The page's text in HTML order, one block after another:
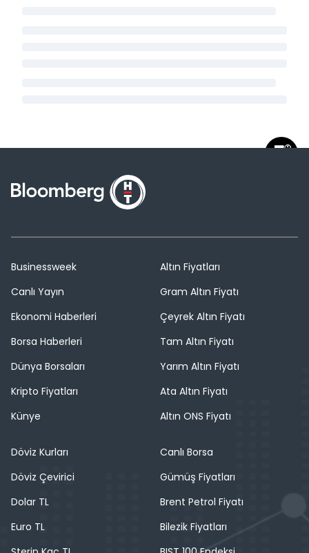
Businessweek
Canlı Yayın
Ekonomi Haberleri
Borsa Haberleri
Dünya Borsaları
Kripto Fiyatları
Künye
Altın Fiyatları
Gram Altın Fiyatı
Çeyrek Altın Fiyatı
Tam Altın Fiyatı
Yarım Altın Fiyatı
Ata Altın Fiyatı
Altın ONS Fiyatı
Döviz Kurları
Döviz Çevirici
Dolar TL
Euro TL
Canlı Borsa
Gümüş Fiyatları
Brent Petrol Fiyatı
Bilezik Fiyatları